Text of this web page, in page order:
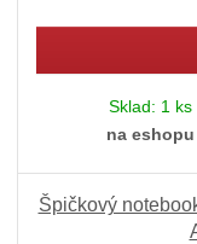
Sklad: 1 ks
na eshopu
Špičkový